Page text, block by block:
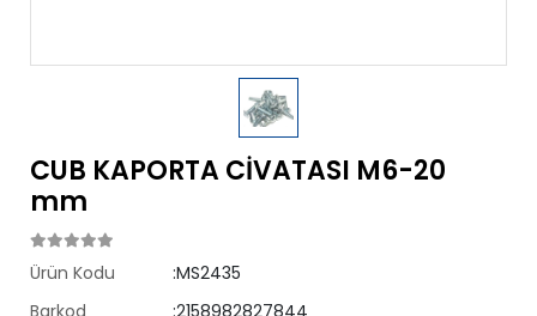
CUB KAPORTA CİVATASI M6-20
mm
Ürün Kodu
:MS2435
Barkod
:2158982827844